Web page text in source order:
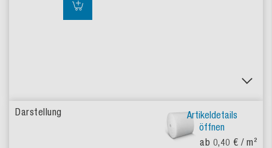
Artikeldetails
öffnen
ab 0,40 € / m²